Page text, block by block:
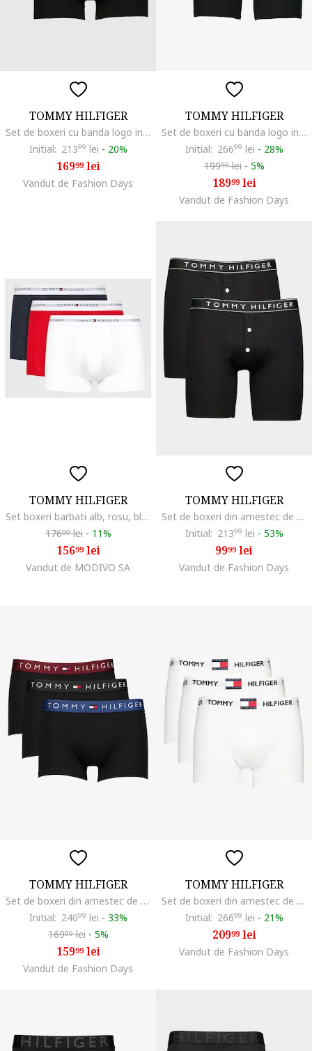
TOMMY HILFIGER
Set de boxeri cu banda logo in talie - 3 perechi, Negru/Verde masliniu
Initial: 21399 lei - 20%
16999lei
Vandut de Fashion Days
TOMMY HILFIGER
Set de boxeri cu banda logo in talie, 3 perechi, Negru carbon
Initial: 26699 lei - 28%
19999lei - 5%
18999lei
Vandut de Fashion Days
TOMMY HILFIGER
Set boxeri barbati alb, rosu, bleumarin, set lenjerie intima,
17699lei - 11%
15699lei
Vandut de MODIVO SA
TOMMY HILFIGER
Set de boxeri din amestec de bumbac - 2 perechi, Negru
Initial: 21399 lei - 53%
9999lei
Vandut de Fashion Days
TOMMY HILFIGER
Set de boxeri din amestec de bumbac cu banda logo in talie - 3 perechi, Negru carbon
Initial: 24099 lei - 33%
16999lei - 5%
15999lei
Vandut de Fashion Days
TOMMY HILFIGER
Set de boxeri din amestec de bumbac cu logo - 3 perechi, Alb rece
Initial: 26699 lei - 21%
20999lei
Vandut de Fashion Days